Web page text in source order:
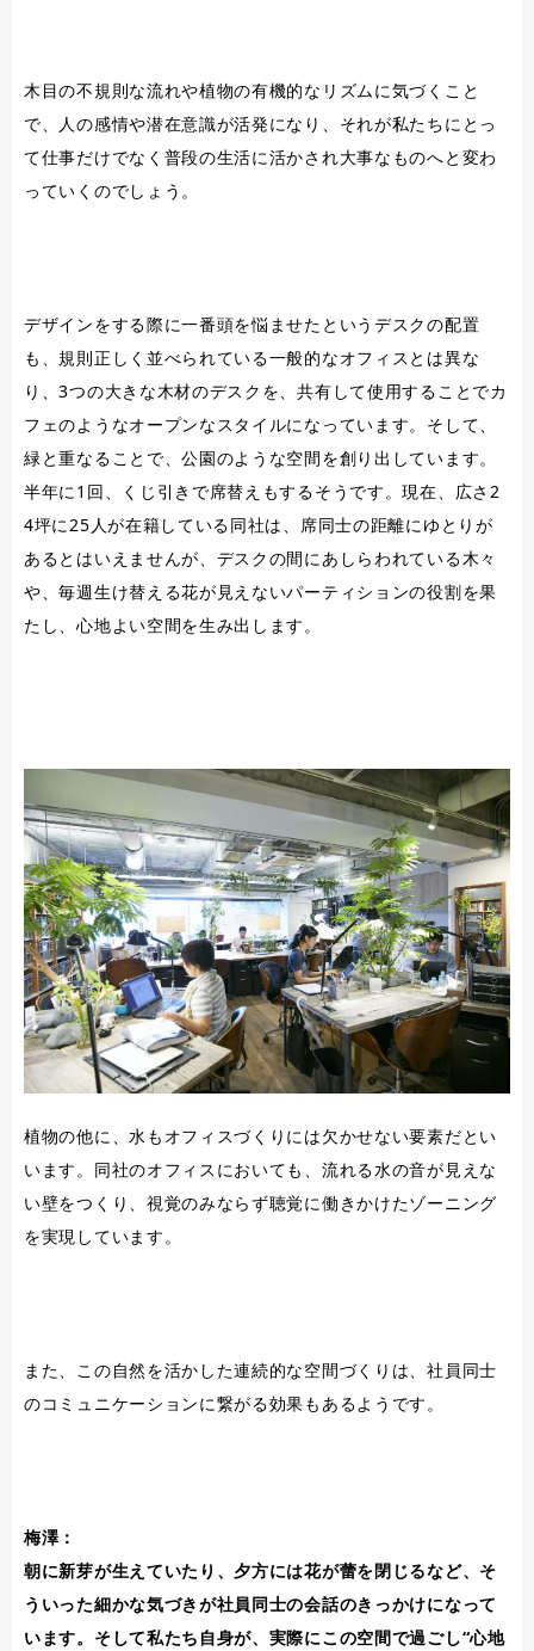
木目の不規則な流れや植物の有機的なリズムに気づくこと
で、人の感情や潜在意識が活発になり、それが私たちにとっ
て仕事だけでなく普段の生活に活かされ大事なものへと変わ
っていくのでしょう。
デザインをする際に一番頭を悩ませたというデスクの配置
も、規則正しく並べられている一般的なオフィスとは異な
り、3つの大きな木材のデスクを、共有して使用することでカ
フェのようなオープンなスタイルになっています。そして、
緑と重なることで、公園のような空間を創り出しています。
半年に1回、くじ引きで席替えもするそうです。現在、広さ2
4坪に25人が在籍している同社は、席同士の距離にゆとりが
あるとはいえませんが、デスクの間にあしらわれている木々
や、毎週生け替える花が見えないパーティションの役割を果
たし、心地よい空間を生み出します。
植物の他に、水もオフィスづくりには欠かせない要素だとい
います。同社のオフィスにおいても、流れる水の音が見えな
い壁をつくり、視覚のみならず聴覚に働きかけたゾーニング
を実現しています。
また、この自然を活かした連続的な空間づくりは、社員同士
のコミュニケーションに繋がる効果もあるようです。
梅澤：
朝に新芽が生えていたり、夕方には花が蕾を閉じるなど、そ
ういった細かな気づきが社員同士の会話のきっかけになって
います。そして私たち自身が、実際にこの空間で過ごし“心地